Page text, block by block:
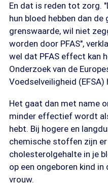
En dat is reden tot zorg.
hun bloed hebben dan
grenswaarde, wil niet
worden door PFAS",
wel dat PFAS effect kan
Onderzoek van de
Voedselveiligheid
Het gaat dan met name
minder effectief wordt
hebt. Bij hogere en
chemische stoffen zijn
cholesterolgehalte in je
op een ongeboren kind in
vrouw.